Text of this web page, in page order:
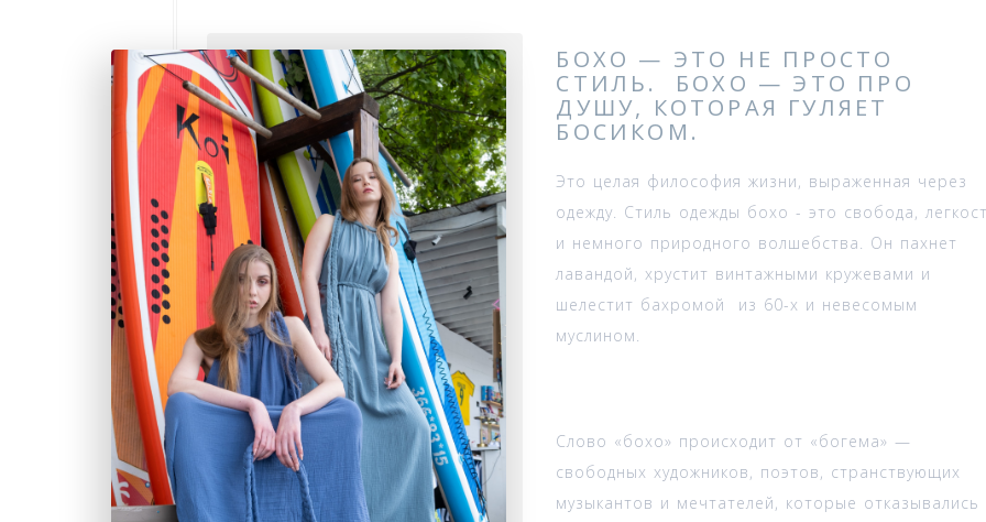
БОХО — ЭТО НЕ ПРОСТО
СТИЛЬ. БОХО — ЭТО ПРО
ДУШУ, КОТОРАЯ ГУЛЯЕТ
БОСИКОМ.
Это целая философия жизни, выраженная через
одежду. Стиль одежды бохо - это свобода,
и немного природного волшебства. Он пахнет
лавандой, хрустит винтажными кружевами и
шелестит бахромой из 60-х и невесомым
муслином.
Слово «бохо» происходит от «богема» —
свободных художников, поэтов, странствующих
музыкантов и мечтателей, которые отказывались